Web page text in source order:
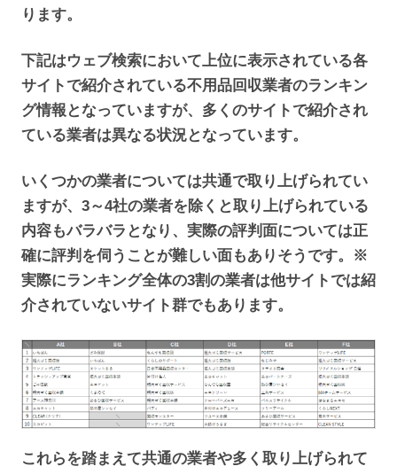
ります。
下記はウェブ検索において上位に表示されている各
サイトで紹介されている不用品回収業者のランキン
グ情報となっていますが、多くのサイトで紹介され
ている業者は異なる状況となっています。
いくつかの業者については共通で取り上げられてい
ますが、3～4社の業者を除くと取り上げられている
内容もバラバラとなり、実際の評判面については正
確に評判を伺うことが難しい面もありそうです。※
実際にランキング全体の3割の業者は他サイトでは紹
介されていないサイト群でもあります。
これらを踏まえて共通の業者や多く取り上げられて